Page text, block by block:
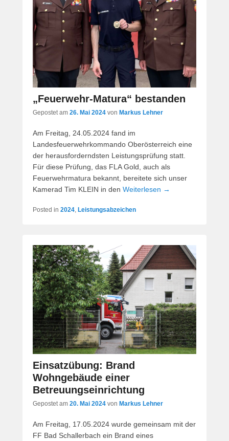
„Feuerwehr-Matura“ bestanden
Gepostet am 26. Mai 2024 von Markus Lehner
Am Freitag, 24.05.2024 fand im
Landesfeuerwehrkommando Oberösterreich eine
der herausforderndsten Leistungsprüfung statt.
Für diese Prüfung, das FLA Gold, auch als
Feuerwehrmatura bekannt, bereitete sich unser
Kamerad Tim KLEIN in den Weiterlesen →
Posted in 2024, Leistungsabzeichen
Einsatzübung: Brand
Wohngebäude einer
Betreuungseinrichtung
Gepostet am 20. Mai 2024 von Markus Lehner
Am Freitag, 17.05.2024 wurde gemeinsam mit der
FF Bad Schallerbach ein Brand eines